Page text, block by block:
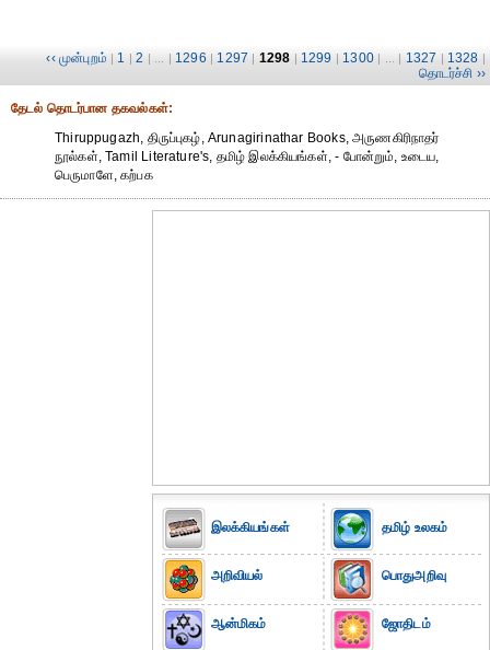
‹‹ முன்புறம் | 1 | 2 | ... | 1296 | 1297 | 1298 | 1299 | 1300 | ... | 1327 | 1328 |
தொடர்ச்சி ››
தேட‌ல் தொட‌ர்பான தகவ‌ல்க‌ள்:
Thiruppugazh, திருப்புகழ், Arunagirinathar Books, அருணகிரிநாதர்
நூல்கள், Tamil Literature's, தமிழ் இலக்கியங்கள், - போன்றும், உடைய,
பெருமாளே, கற்பக
இலக்கியங்கள்
அறிவியல்
ஆன்மிகம்
தமிழ் உலகம்
பொதுஅறிவு
ஜோதிடம்